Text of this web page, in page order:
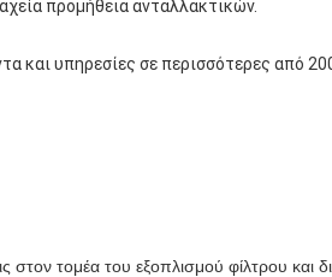
προμήθεια ανταλλακτικών.
και υπηρεσίες σε περισσότερες από
στον τομέα του εξοπλισμού φίλτρου και